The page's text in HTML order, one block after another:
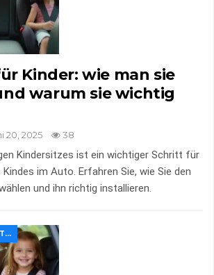
Kinder: wie man sie
warum sie wichtig
20, 2025 38
Kindersitzes ist ein wichtiger Schritt für
im Auto. Erfahren Sie, wie Sie den
und ihn richtig installieren.
👶 KINDERSICHERHEIT IM AUTO